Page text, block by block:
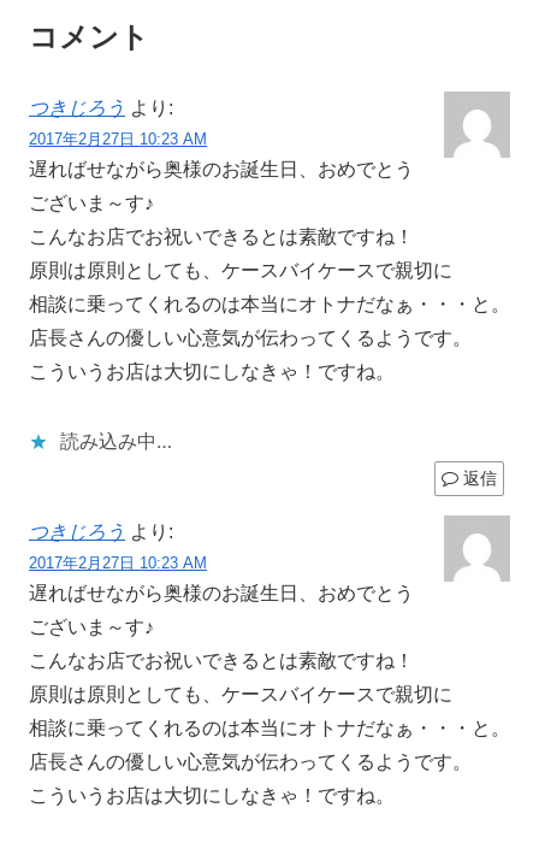
コメント
つきじろう より:
2017年2月27日 10:23 AM
遅ればせながら奥様のお誕生日、おめでとう
ございま～す♪
こんなお店でお祝いできるとは素敵ですね！
原則は原則としても、ケースバイケースで親切に
相談に乗ってくれるのは本当にオトナだなぁ・・・と。
店長さんの優しい心意気が伝わってくるようです。
こういうお店は大切にしなきゃ！ですね。
読み込み中…
返信
つきじろう より:
2017年2月27日 10:23 AM
遅ればせながら奥様のお誕生日、おめでとう
ございま～す♪
こんなお店でお祝いできるとは素敵ですね！
原則は原則としても、ケースバイケースで親切に
相談に乗ってくれるのは本当にオトナだなぁ・・・と。
店長さんの優しい心意気が伝わってくるようです。
こういうお店は大切にしなきゃ！ですね。